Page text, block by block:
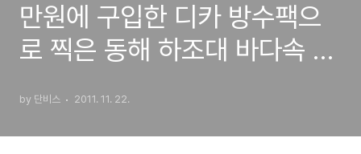
만원에 구입한 디카 방수팩으
로 찍은 동해 하조대 바다속 사
by 단비스 2011. 11. 22.